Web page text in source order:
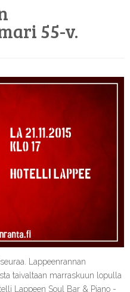
55-v.
Lappeenrannan
taivaltaan marraskuun lopulla
Lappeen Soul Bar & Piano -